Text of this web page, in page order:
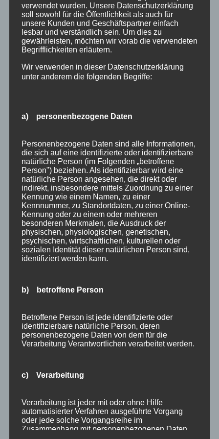
Oktober und laden Sie herzlich dazu ein,
Oberstdorf im Oktober zu erleben… Der Herbst
im Allgäu ist immer ein ganz besonderes
Erlebnis – es ist die Jahreszeit zum...
Suchen
nach:
Neueste Beiträge
Veranstaltungen im August 2026 in Oberstdorf
im Allgäu
Traveller Review Award 2026
Blog Archiv
Blog
Archiv
Kategorien
Allgäu
Allgemein
Angebote
Bergbahnen
Bewertung
E-Bike
Ferienwohnungen
Gäste
Gesundheit
Haus Partale
Stellenangebot
Urlaub
Veranstaltungstipp
Wintersport
verwendet wurden. Unsere Datenschutzerklärung
soll sowohl für die Öffentlichkeit als auch für
unsere Kunden und Geschäftspartner einfach
lesbar und verständlich sein. Um dies zu
gewährleisten, möchten wir vorab die verwendeten
Begrifflichkeiten erläutern.
Wir verwenden in dieser Datenschutzerklärung
unter anderem die folgenden Begriffe:
a) personenbezogene Daten
Personenbezogene Daten sind alle Informationen,
die sich auf eine identifizierte oder identifizierbare
natürliche Person (im Folgenden „betroffene
Person") beziehen. Als identifizierbar wird eine
natürliche Person angesehen, die direkt oder
indirekt, insbesondere mittels Zuordnung zu einer
Kennung wie einem Namen, zu einer
Kennnummer, zu Standortdaten, zu einer Online-
Kennung oder zu einem oder mehreren
besonderen Merkmalen, die Ausdruck der
physischen, physiologischen, genetischen,
psychischen, wirtschaftlichen, kulturellen oder
sozialen Identität dieser natürlichen Person sind,
identifiziert werden kann.
b) betroffene Person
Betroffene Person ist jede identifizierte oder
identifizierbare natürliche Person, deren
personenbezogene Daten von dem für die
Verarbeitung Verantwortlichen verarbeitet werden.
c) Verarbeitung
Verarbeitung ist jeder mit oder ohne Hilfe
automatisierter Verfahren ausgeführte Vorgang
oder jede solche Vorgangsreihe im
Zusammenhang mit personenbezogenen Daten